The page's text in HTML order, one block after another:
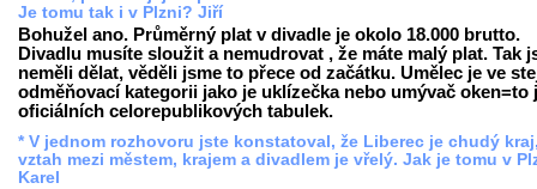
Je tomu tak i v Plzni? Jiří
Bohužel ano. Průměrný plat v divadle je okolo 18.000 brutto.
Divadlu musíte sloužit a nemudrovat , že máte malý plat. Tak
neměli dělat, věděli jsme to přece od začátku. Umělec je ve
odměňovací kategorii jako je uklízečka nebo umývač oken=to
oficiálních celorepublikových tabulek.
* V jednom rozhovoru jste konstatoval, že Liberec je chudý
vztah mezi městem, krajem a divadlem je vřelý. Jak je tomu v
Karel